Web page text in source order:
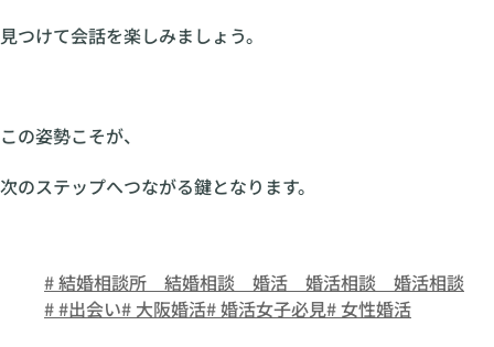
見つけて会話を楽しみましょう。
この姿勢こそが、
次のステップへつながる鍵となります。
# 結婚相談所 結婚相談 婚活 婚活相談 婚活相談
# #出会い# 大阪婚活# 婚活女子必見# 女性婚活